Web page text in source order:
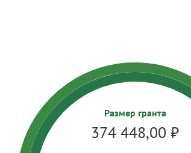
Размер гранта
374 448,00 ₽